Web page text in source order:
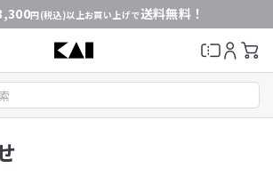
円(税込)以上お買い上げで送料無料！